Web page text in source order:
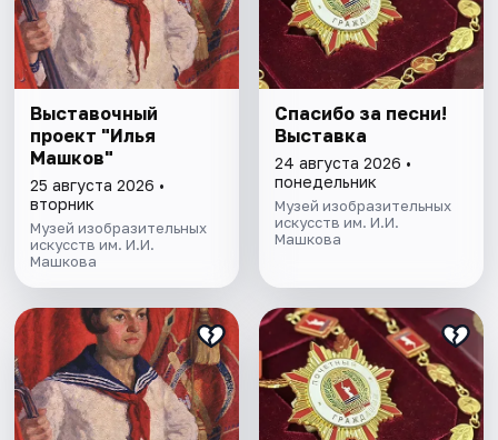
Выставочный
проект "Илья
Машков"
25 августа 2026 •
вторник
Музей изобразительных
искусств им. И.И.
Машкова
Спасибо за песни!
Выставка
24 августа 2026 •
понедельник
Музей изобразительных
искусств им. И.И.
Машкова